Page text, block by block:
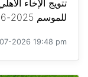
تتويج الإخاء
للموسم 2025-2026 ...
2026 19:48 pm